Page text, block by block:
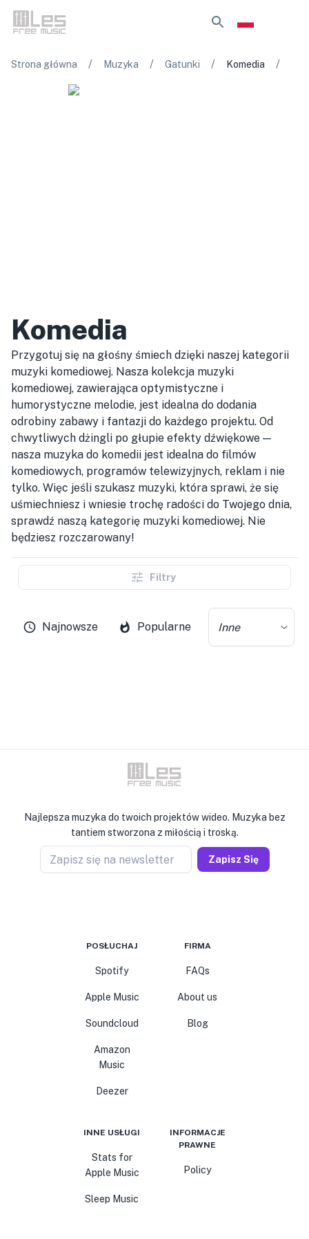
Strona główna / Muzyka / Gatunki / Komedia /
Komedia
Przygotuj się na głośny śmiech dzięki naszej kategorii
muzyki komediowej. Nasza kolekcja muzyki
komediowej, zawierająca optymistyczne i
humorystyczne melodie, jest idealna do dodania
odrobiny zabawy i fantazji do każdego projektu. Od
chwytliwych dżingli po głupie efekty dźwiękowe —
nasza muzyka do komedii jest idealna do filmów
komediowych, programów telewizyjnych, reklam i nie
tylko. Więc jeśli szukasz muzyki, która sprawi, że się
uśmiechniesz i wniesie trochę radości do Twojego dnia,
sprawdź naszą kategorię muzyki komediowej. Nie
będziesz rozczarowany!
Filtry
Najnowsze Popularne Inne
Najlepsza muzyka do twoich projektów wideo. Muzyka bez
tantiem stworzona z miłością i troską.
Zapisz się na newsletter Zapisz Się
POSŁUCHAJ
Spotify
Apple Music
Soundcloud
Amazon
Music
Deezer
FIRMA
FAQs
About us
Blog
INNE USŁUGI
Stats for
Apple Music
Sleep Music
INFORMACJE
PRAWNE
Policy